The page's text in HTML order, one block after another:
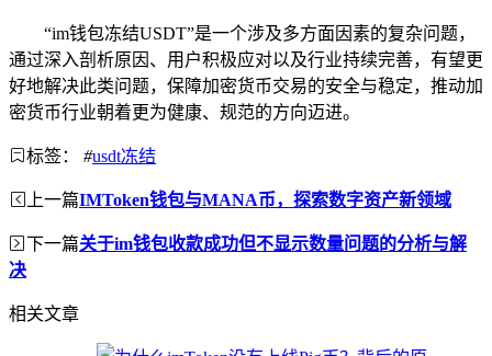
“im钱包冻结USDT”是一个涉及多方面因素的复杂问题，
通过深入剖析原因、用户积极应对以及行业持续完善，有望更
好地解决此类问题，保障加密货币交易的安全与稳定，推动加
密货币行业朝着更为健康、规范的方向迈进。
标签： #usdt冻结
上一篇IMToken钱包与MANA币，探索数字资产新领域
下一篇关于im钱包收款成功但不显示数量问题的分析与解
决
相关文章